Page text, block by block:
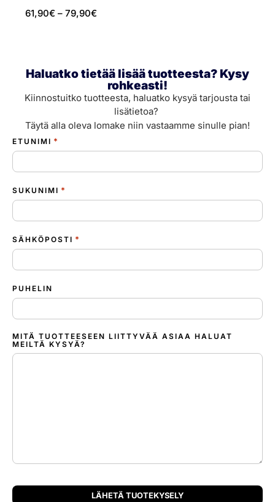
61,90€ – 79,90€
Haluatko tietää lisää tuotteesta? Kysy
rohkeasti!
Kiinnostuitko tuotteesta, haluatko kysyä tarjousta tai
lisätietoa?
Täytä alla oleva lomake niin vastaamme sinulle pian!
ETUNIMI *
SUKUNIMI *
SÄHKÖPOSTI *
PUHELIN
MITÄ TUOTTEESEEN LIITTYVÄÄ ASIAA HALUAT
MEILTÄ KYSYÄ?